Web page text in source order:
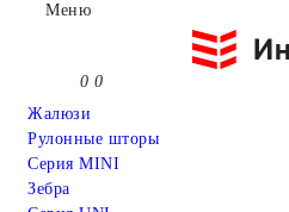
Меню
0 0
Жалюзи
Рулонные шторы
Серия MINI
Зебра